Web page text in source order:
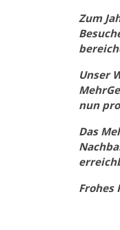
Zum
Unser
nun
Das
Frohes